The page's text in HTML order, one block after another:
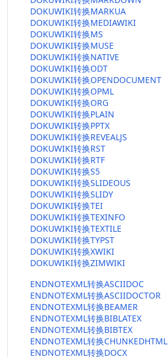
DOKUWIKI转换MARKUA
DOKUWIKI转换MEDIAWIKI
DOKUWIKI转换MS
DOKUWIKI转换MUSE
DOKUWIKI转换NATIVE
DOKUWIKI转换ODT
DOKUWIKI转换OPENDOCUMENT
DOKUWIKI转换OPML
DOKUWIKI转换ORG
DOKUWIKI转换PLAIN
DOKUWIKI转换PPTX
DOKUWIKI转换REVEALJS
DOKUWIKI转换RST
DOKUWIKI转换RTF
DOKUWIKI转换S5
DOKUWIKI转换SLIDEOUS
DOKUWIKI转换SLIDY
DOKUWIKI转换TEI
DOKUWIKI转换TEXINFO
DOKUWIKI转换TEXTILE
DOKUWIKI转换TYPST
DOKUWIKI转换XWIKI
DOKUWIKI转换ZIMWIKI
ENDNOTEXML转换ASCIIDOC
ENDNOTEXML转换ASCIIDOCTOR
ENDNOTEXML转换BEAMER
ENDNOTEXML转换BIBLATEX
ENDNOTEXML转换BIBTEX
ENDNOTEXML转换CHUNKEDHTML
ENDNOTEXML转换DOCX